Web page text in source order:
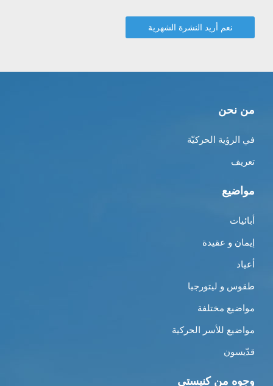
من نحن
في الرؤية الحركيّة
تعريف
مواضيع
أبائيات
إيمان و عقيدة
أعياد
طقوس و ليتورجيا
مواضيع مختلفة
مواضيع للأسر الحركية
قدّيسون
وجوه من كنيستي